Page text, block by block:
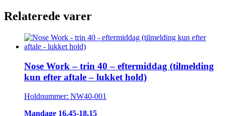
Relaterede varer
Nose Work – trin 40 – eftermiddag (tilmelding
kun efter aftale – lukket hold)
Holdnummer: NW40-001
Mandage 16.45-18.15